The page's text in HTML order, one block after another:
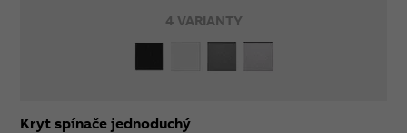
4 VARIANTY
Kryt spínače jednoduchý